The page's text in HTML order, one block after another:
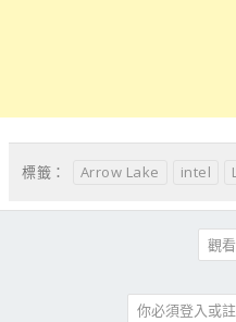
標籤： Arrow Lake intel
觀
你必須登入或